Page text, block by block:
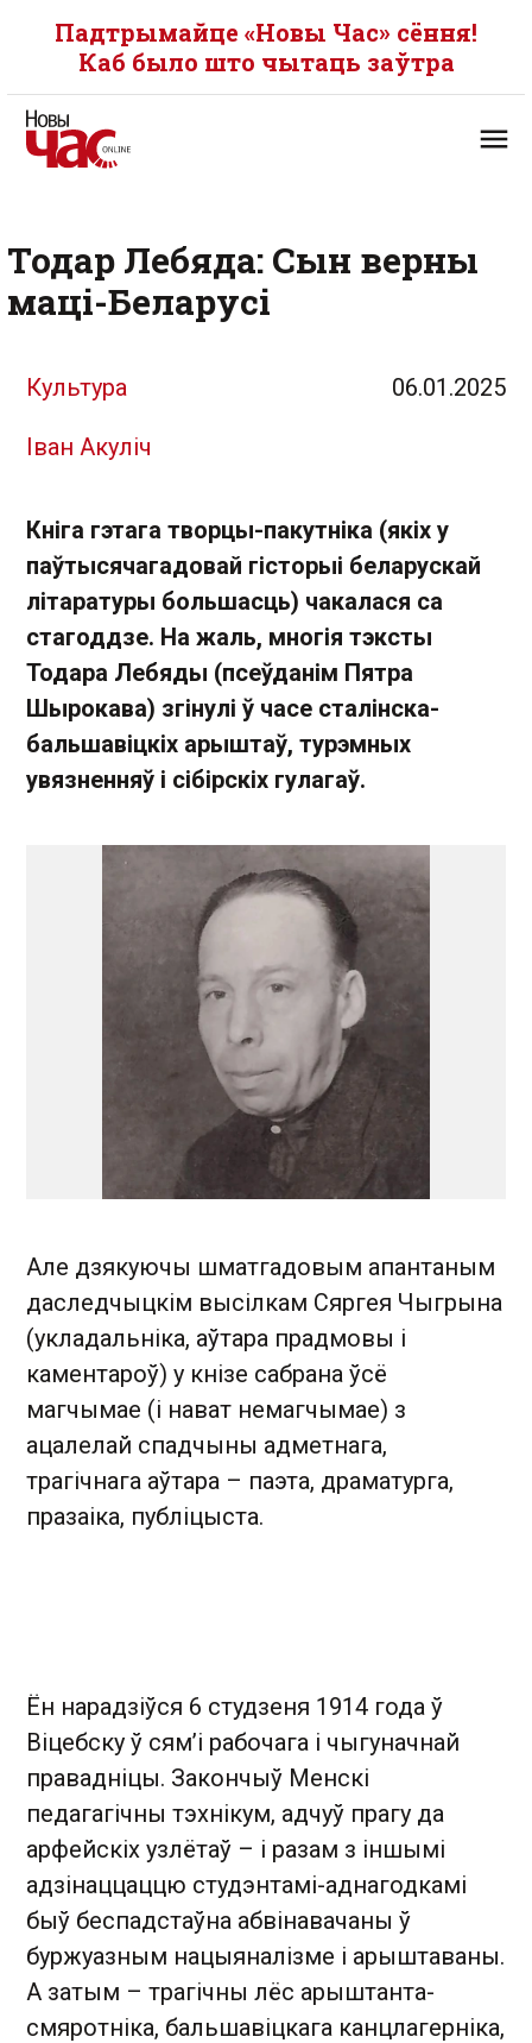
Падтрымайце «Новы Час» сёння!
Каб было што чытаць заўтра
Тодар Лебяда: Сын верны
маці-Беларусі
Культура 06.01.2025
Іван Акуліч
Кніга гэтага творцы-пакутніка (якіх у
паўтысячагадовай гісторыі беларускай
літаратуры большасць) чакалася са
стагоддзе. На жаль, многія тэксты
Тодара Лебяды (псеўданім Пятра
Шырокава) згінулі ў часе сталінска-
бальшавіцкіх арыштаў, турэмных
увязненняў і сібірскіх гулагаў.
Але дзякуючы шматгадовым апантаным
даследчыцкім высілкам Сяргея Чыгрына
(укладальніка, аўтара прадмовы і
каментароў) у кнізе сабрана ўсё
магчымае (і нават немагчымае) з
ацалелай спадчыны адметнага,
трагічнага аўтара – паэта, драматурга,
празаіка, публіцыста.
Ён нарадзіўся 6 студзеня 1914 года ў
Віцебску ў сям’і рабочага і чыгуначнай
правадніцы. Закончыў Менскі
педагагічны тэхнікум, адчуў прагу да
арфейскіх узлётаў – і разам з іншымі
адзінаццаццю студэнтамі-аднагодкамі
быў беспадстаўна абвінавачаны ў
буржуазным нацыяналізме і арыштаваны.
А затым – трагічны лёс арыштанта-
смяротніка, бальшавіцкага канцлагерніка,